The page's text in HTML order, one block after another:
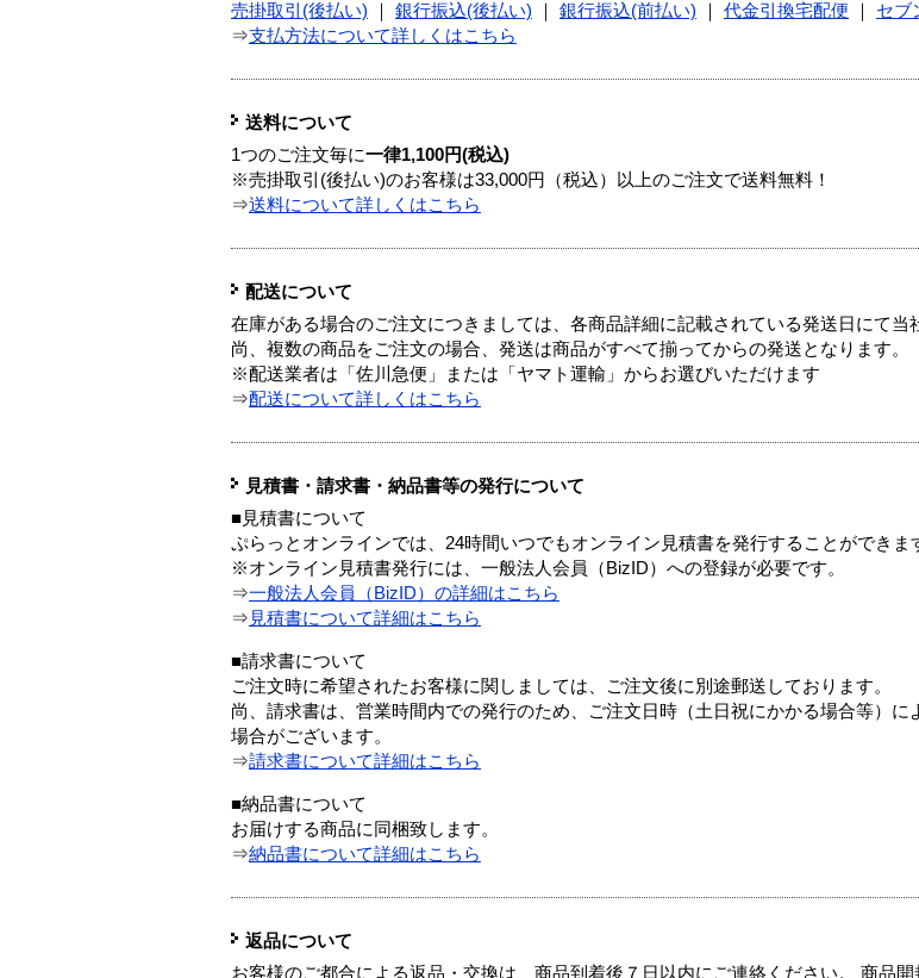
売掛取引(後払い) 銀行振込(後払い) 銀行振込(前払い) 代金引換宅配便
セブ
⇒支払方法について詳しくはこちら
送料について
1つのご注文毎に一律1,100円(税込)
※売掛取引(後払い)のお客様は33,000円（税込）以上のご注文で送料無料！
⇒送料について詳しくはこちら
配送について
在庫がある場合のご注文につきましては、各商品詳細に記載されている発送日にて当
尚、複数の商品をご注文の場合、発送は商品がすべて揃ってからの発送となります。
※配送業者は「佐川急便」または「ヤマト運輸」からお選びいただけます
⇒配送について詳しくはこちら
見積書・請求書・納品書等の発行について
■見積書について
ぷらっとオンラインでは、24時間いつでもオンライン見積書を発行することができま
※オンライン見積書発行には、一般法人会員（BizID）への登録が必要です。
⇒一般法人会員（BizID）の詳細はこちら
⇒ 見積書について詳細はこちら
■請求書について
ご注文時に希望されたお客様に関しましては、ご注文後に別途郵送しております。
尚、請求書は、営業時間内での発行のため、ご注文日時（土日祝にかかる場合等）に
場合がございます。
⇒請求書について詳細はこちら
■納品書について
お届けする商品に同梱致します。
⇒納品書について詳細はこちら
返品について
お客様のご都合による返品・交換は、商品到着後７日以内にご連絡ください。 商品